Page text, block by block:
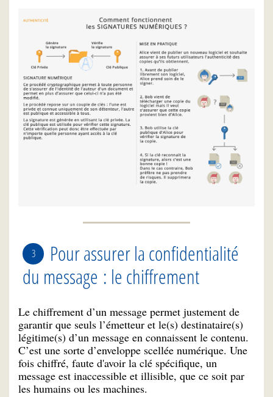
Pour assurer la confidentialité
du message : le chiffrement
Le chiffrement d’un message permet justement de
garantir que seuls l’émetteur et le(s) destinataire(s)
légitime(s) d’un message en connaissent le contenu.
C’est une sorte d’enveloppe scellée numérique. Une
fois chiffré, faute d'avoir la clé spécifique, un
message est inaccessible et illisible, que ce soit par
les humains ou les machines.